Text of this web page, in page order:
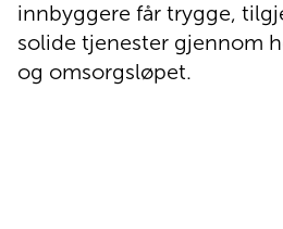
Om Norlandia
innbyggere får trygge,
solide tjenester gjennom
og omsorgsløpet.